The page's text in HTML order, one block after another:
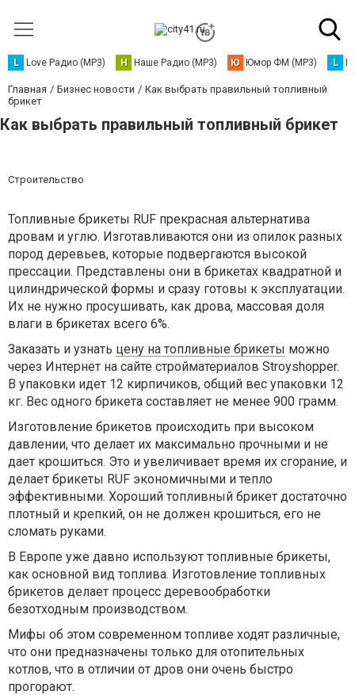
L Love Радио (MP3) Н Наше Радио (MP3) Ю Юмор ФМ (MP3) L
Главная Бизнес новости
Как выбрать правильный топливный
брикет
Как выбрать правильный топливный брикет
Строительство
Топливные брикеты RUF прекрасная альтернатива
дровам и углю. Изготавливаются они из опилок разных
пород деревьев, которые подвергаются высокой
прессации. Представлены они в брикетах квадратной и
цилиндрической формы и сразу готовы к эксплуатации.
Их не нужно просушивать, как дрова, массовая доля
влаги в брикетах всего 6%.
Заказать и узнать цену на топливные брикеты можно
через Интернет на сайте стройматериалов Stroyshopper.
В упаковки идет 12 кирпичиков, общий вес упаковки 12
кг. Вес одного брикета составляет не менее 900 грамм.
Изготовление брикетов происходить при высоком
давлении, что делает их максимально прочными и не
дает крошиться. Это и увеличивает время их сгорание, и
делает брикеты RUF экономичными и тепло
эффективными. Хороший топливный брикет достаточно
плотный и крепкий, он не должен крошиться, его не
сломать руками.
В Европе уже давно используют топливные брикеты,
как основной вид топлива. Изготовление топливных
брикетов делает процесс деревообработки
безотходным производством.
Мифы об этом современном топливе ходят различные,
что они предназначены только для отопительных
котлов, что в отличии от дров они очень быстро
прогорают.